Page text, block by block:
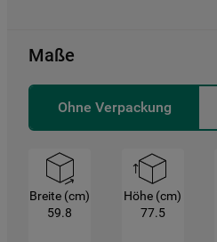
Maße
Ohne Verpackung
Breite (cm)
59.8
Höhe (cm)
77.5